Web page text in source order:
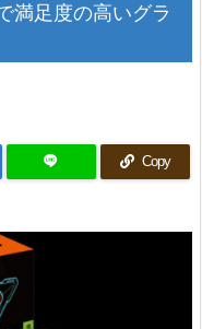
満足度の高いグラ
Copy